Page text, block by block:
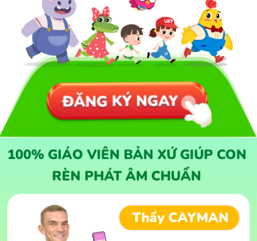
100% GIÁO VIÊN BẢN XỨ GIÚP CON
RÈN PHÁT ÂM CHUẨN
Thầy CAYMAN